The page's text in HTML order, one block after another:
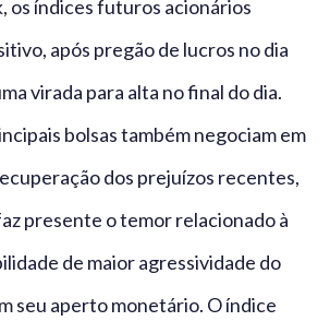
os índices futuros acionários
após pregão de lucros no dia
virada para alta no final do dia.
bolsas também negociam em
dos prejuízos recentes,
presente o temor relacionado à
de maior agressividade do
seu aperto monetário. O índice